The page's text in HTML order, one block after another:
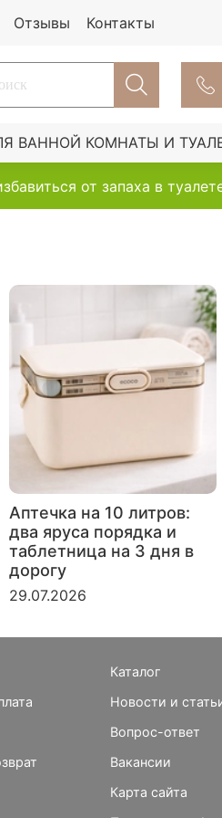
Отзывы Контакты
ВАННОЙ КОМНАТЫ И
от запаха в
Аптечка на 10 литров:
два яруса порядка и
таблетница на 3 дня в
дорогу
29.07.2026
Каталог
Новости и
Вопрос-ответ
Вакансии
Карта сайта